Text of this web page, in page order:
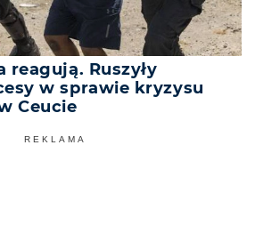
reagują. Ruszyły
w sprawie kryzysu
Ceucie
REKLAMA